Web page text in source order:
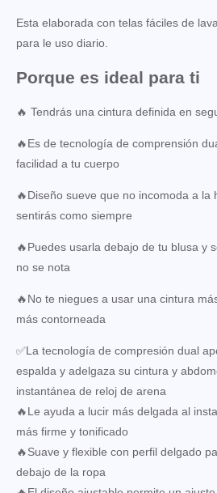
Esta elaborada con telas fáciles de
para le uso diario.
Porque es ideal para ti
🔥 Tendrás una cintura definida en
🔥Es de tecnología de comprensión
facilidad a tu cuerpo
🔥Diseño sueve que no incomoda a la
sentirás como siempre
🔥Puedes usarla debajo de tu blusa y
no se nota
🔥No te niegues a usar una cintura
más contorneada
✅La tecnología de compresión dual
espalda y adelgaza su cintura y
instantánea de reloj de arena
🔥Le ayuda a lucir más delgada al
más firme y tonificado
🔥Suave y flexible con perfil delgado
debajo de la ropa